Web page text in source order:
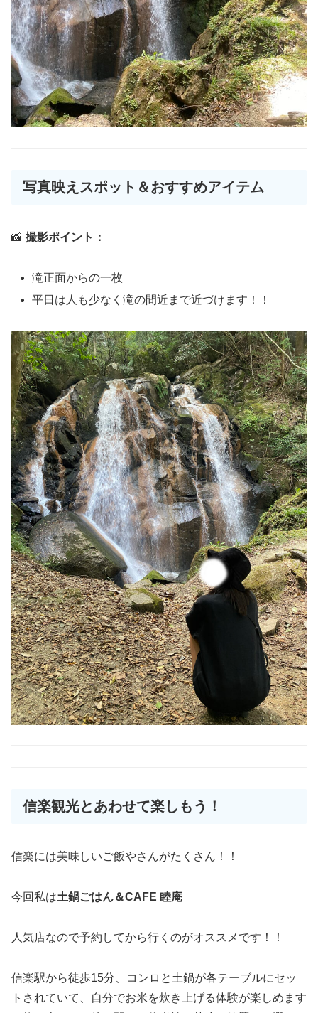
写真映えスポット＆おすすめアイテム
📸 撮影ポイント：
滝正面からの一枚
平日は人も少なく滝の間近まで近づけます！！
信楽観光とあわせて楽しもう！
信楽には美味しいご飯やさんがたくさん！！
今回私は土鍋ごはん＆CAFE 睦庵
人気店なので予約してから行くのがオススメです！！
信楽駅から徒歩15分、コンロと土鍋が各テーブルにセッ
トされていて、自分でお米を炊き上げる体験が楽しめます